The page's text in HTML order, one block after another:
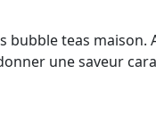
teas maison.
une saveur